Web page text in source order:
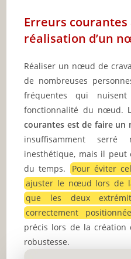
Erreurs
réalisation d’un
Réaliser un nœud de
de nombreuses
fréquentes qui
fonctionnalité du nœud.
courantes est de faire
insuffisamment serré
inesthétique, mais il peut
du temps.
Pour éviter
ajuster le nœud lors de
que les deux
correctement
précis lors de la
robustesse.